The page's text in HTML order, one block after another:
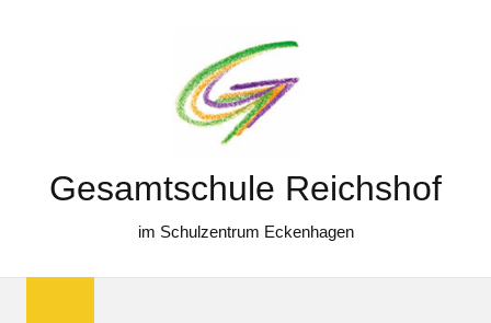
Gesamtschule Reichshof
im Schulzentrum Eckenhagen